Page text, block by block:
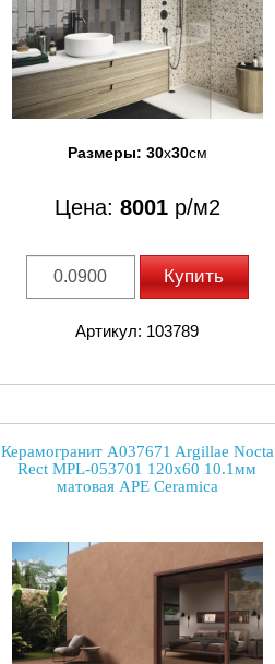
Размеры: 30x30см
Цена: 8001р/м2
Купить
Артикул: 103789
Керамогранит A037671 Argillae Nocta
Rect MPL-053701 120x60 10.1мм
матовая APE Ceramica